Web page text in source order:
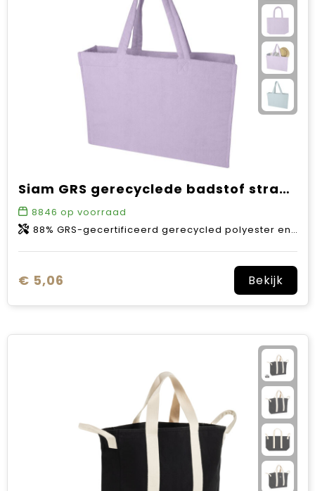
Siam GRS gerecyclede badstof stranddraagtas 13 l
8846 op voorraad
88% GRS-gecertificeerd gerecycled polyester en 12% Polyamide
€ 5,06 Bekijk